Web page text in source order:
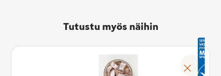
Tutustu myös näihin